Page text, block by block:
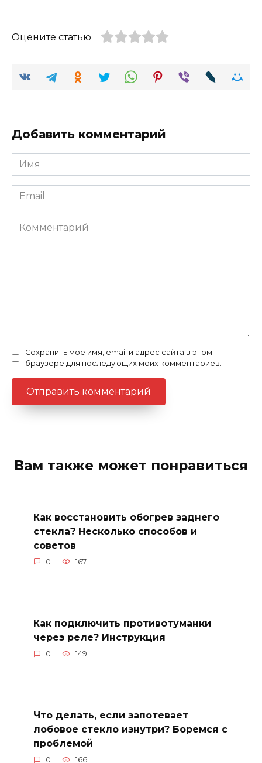
Оцените статью
Добавить комментарий
Имя
Email
Комментарий
Сохранить моё имя, email и адрес сайта в этом
браузере для последующих моих комментариев.
Вам также может понравиться
Как восстановить обогрев заднего
стекла? Несколько способов и
советов
0 167
Как подключить противотуманки
через реле? Инструкция
0 149
Что делать, если запотевает
лобовое стекло изнутри? Боремся с
проблемой
0 166